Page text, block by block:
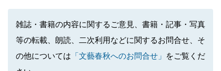
雑誌・書籍の内容に関するご意見、書籍・記事・写真
等の転載、朗読、二次利用などに関するお問合せ、そ
の他については 「文藝春秋へのお問合せ」
をご覧くだ